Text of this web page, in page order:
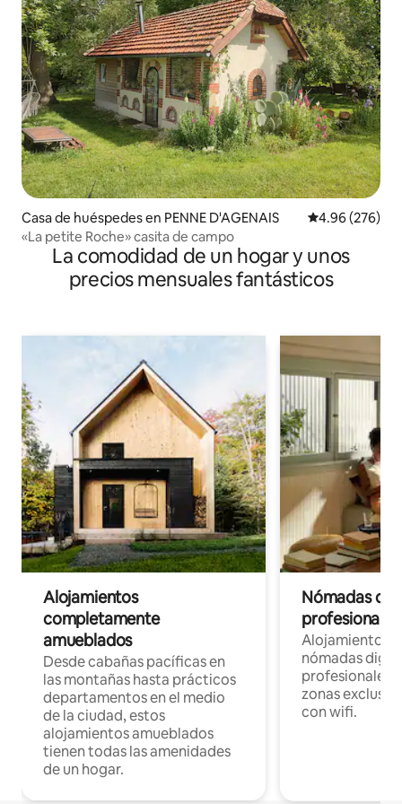
Casa de huéspedes en PENNE D'AGENAIS Calificación
4.96 (276)
«La petite Roche» casita de campo
La comodidad de un hogar y unos
precios mensuales fantásticos
Alojamientos
completamente
amueblados
Desde cabañas pacíficas en
las montañas hasta prácticos
departamentos en el medio
de la ciudad, estos
alojamientos amueblados
tienen todas las amenidades
de un hogar.
Nómadas
Alojamientos
nómadas
profesionales
zonas
con wifi.